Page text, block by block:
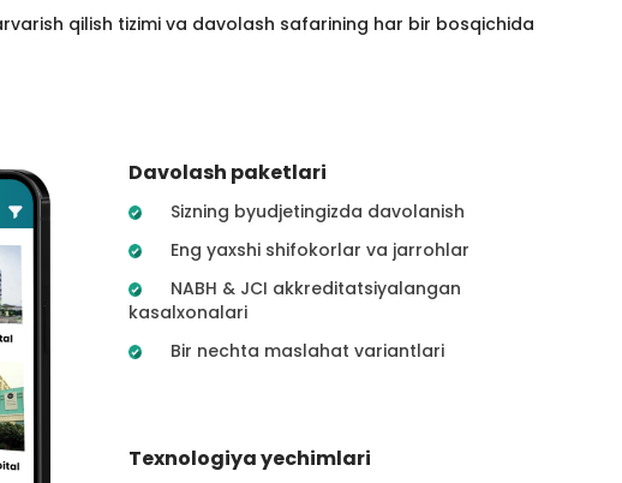
qilish tizimi va davolash safarining har bir bosqichida
Davolash paketlari
Sizning byudjetingizda davolanish
Eng yaxshi shifokorlar va jarrohlar
NABH & JCI akkreditatsiyalangan
kasalxonalari
Bir nechta maslahat variantlari
Texnologiya yechimlari